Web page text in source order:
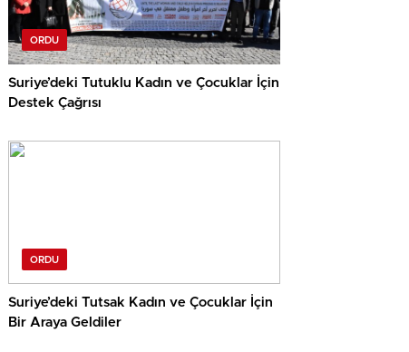
ORDU
Suriye’deki Tutuklu Kadın ve Çocuklar İçin
Destek Çağrısı
ORDU
Suriye’deki Tutsak Kadın ve Çocuklar İçin
Bir Araya Geldiler